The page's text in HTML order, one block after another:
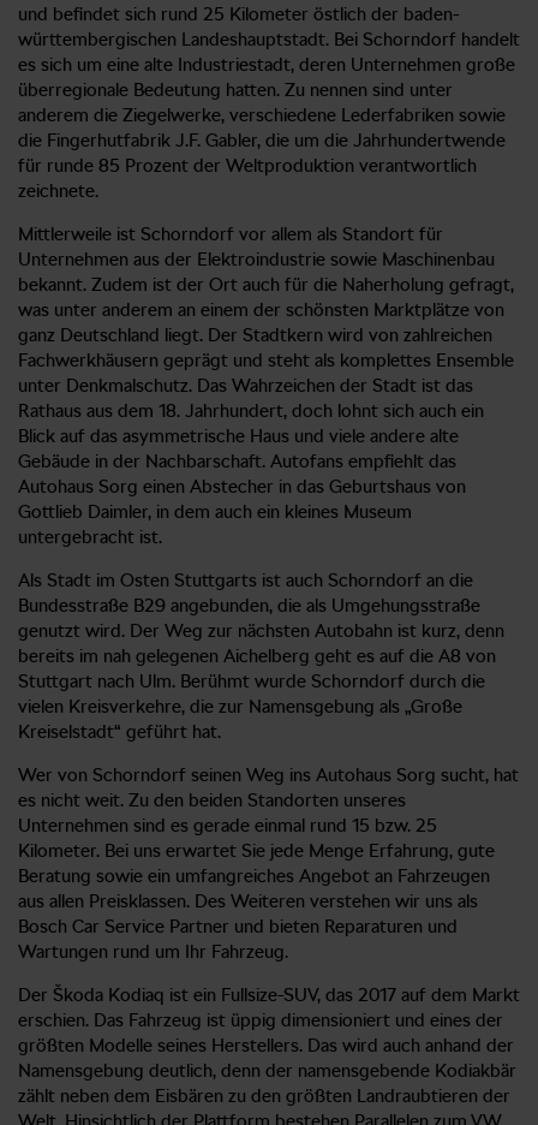
und befindet sich rund 25 Kilometer östlich der baden-
württembergischen Landeshauptstadt. Bei Schorndorf handelt
es sich um eine alte Industriestadt, deren Unternehmen große
überregionale Bedeutung hatten. Zu nennen sind unter
anderem die Ziegelwerke, verschiedene Lederfabriken sowie
die Fingerhutfabrik J.F. Gabler, die um die Jahrhundertwende
für runde 85 Prozent der Weltproduktion verantwortlich
zeichnete.
Mittlerweile ist Schorndorf vor allem als Standort für
Unternehmen aus der Elektroindustrie sowie Maschinenbau
bekannt. Zudem ist der Ort auch für die Naherholung gefragt,
was unter anderem an einem der schönsten Marktplätze von
ganz Deutschland liegt. Der Stadtkern wird von zahlreichen
Fachwerkhäusern geprägt und steht als komplettes Ensemble
unter Denkmalschutz. Das Wahrzeichen der Stadt ist das
Rathaus aus dem 18. Jahrhundert, doch lohnt sich auch ein
Blick auf das asymmetrische Haus und viele andere alte
Gebäude in der Nachbarschaft. Autofans empfiehlt das
Autohaus Sorg einen Abstecher in das Geburtshaus von
Gottlieb Daimler, in dem auch ein kleines Museum
untergebracht ist.
Als Stadt im Osten Stuttgarts ist auch Schorndorf an die
Bundesstraße B29 angebunden, die als Umgehungsstraße
genutzt wird. Der Weg zur nächsten Autobahn ist kurz, denn
bereits im nah gelegenen Aichelberg geht es auf die A8 von
Stuttgart nach Ulm. Berühmt wurde Schorndorf durch die
vielen Kreisverkehre, die zur Namensgebung als „Große
Kreiselstadt“ geführt hat.
Wer von Schorndorf seinen Weg ins Autohaus Sorg sucht, hat
es nicht weit. Zu den beiden Standorten unseres
Unternehmen sind es gerade einmal rund 15 bzw. 25
Kilometer. Bei uns erwartet Sie jede Menge Erfahrung, gute
Beratung sowie ein umfangreiches Angebot an Fahrzeugen
aus allen Preisklassen. Des Weiteren verstehen wir uns als
Bosch Car Service Partner und bieten Reparaturen und
Wartungen rund um Ihr Fahrzeug.
Der Škoda Kodiaq ist ein Fullsize-SUV, das 2017 auf dem Markt
erschien. Das Fahrzeug ist üppig dimensioniert und eines der
größten Modelle seines Herstellers. Das wird auch anhand der
Namensgebung deutlich, denn der namensgebende Kodiakbär
zählt neben dem Eisbären zu den größten Landraubtieren der